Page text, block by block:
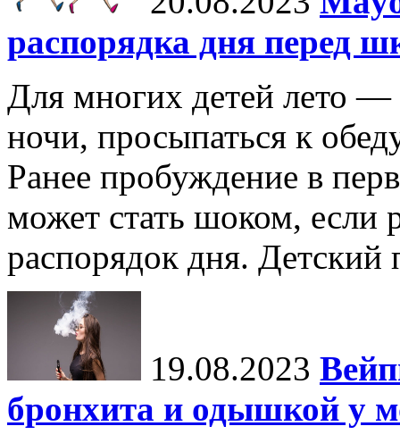
распорядка дня перед
Для многих детей лето —
ночи, просыпаться к
Ранее пробуждение в
может стать шоком, если
распорядок дня. Детский
19.08.2023
бронхита и одышкой у